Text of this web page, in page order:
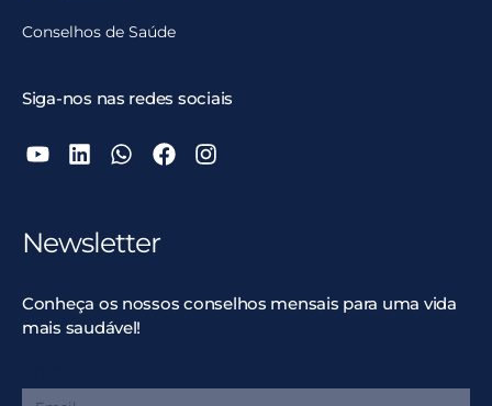
Conselhos de Saúde
Siga-nos nas redes sociais
Newsletter
Conheça os nossos conselhos mensais para uma vida
mais saudável!